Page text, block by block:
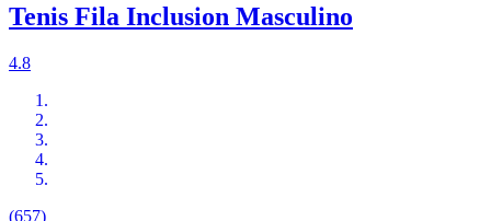
Tenis Fila Inclusion Masculino
4.8
(657)